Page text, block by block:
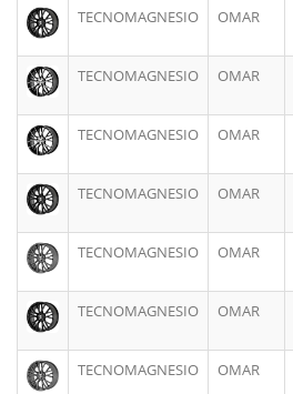
TECNOMAGNESIO OMAR
TECNOMAGNESIO OMAR
TECNOMAGNESIO OMAR
TECNOMAGNESIO OMAR
TECNOMAGNESIO OMAR
TECNOMAGNESIO OMAR
TECNOMAGNESIO OMAR